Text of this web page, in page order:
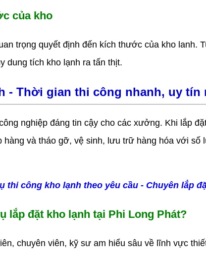
của kho
trọng quyết định đến kích thước của kho lanh.
dung tích kho lạnh ra tấn thịt.
- Thời gian thi công nhanh, uy tín
nghiệp đáng tin cậy cho các xưởng. Khi lắp
và tháo gỡ, vệ sinh, lưu trữ hàng hóa với
thi công kho lạnh theo yêu cầu - Chuyên lắp
lắp đặt kho lạnh tại Phi Long Phát?
chuyên viên, kỹ sư am hiểu sâu về lĩnh vực